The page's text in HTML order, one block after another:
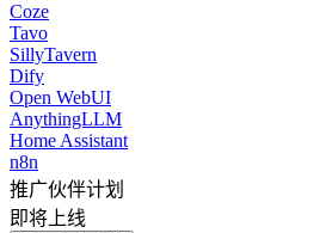
Coze
Tavo
SillyTavern
Dify
Open WebUI
AnythingLLM
Home Assistant
n8n
推广伙伴计划
即将上线